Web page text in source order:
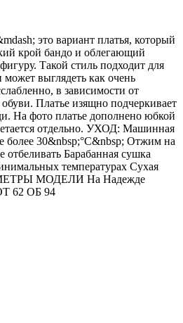
это вариант платья, который
крой бандо и облегающий
Такой стиль подходит для
выглядеть как очень
в зависимости от
Платье изящно подчеркивает
На фото платье дополнено юбкой
отдельно. УХОД: Машинная
более 30&nbsp;°C&nbsp; Отжим на
Барабанная сушка
температурах Сухая
МОДЕЛИ На Надежде
62 ОБ 94